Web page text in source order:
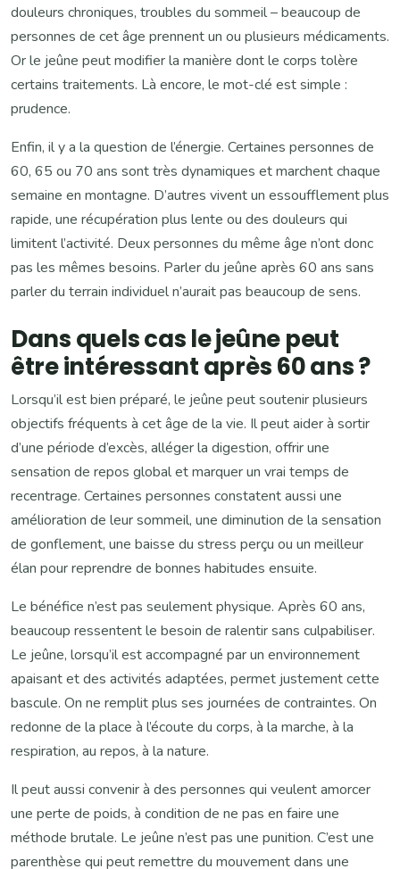
douleurs chroniques, troubles du sommeil – beaucoup de
personnes de cet âge prennent un ou plusieurs médicaments.
Or le jeûne peut modifier la manière dont le corps tolère
certains traitements. Là encore, le mot-clé est simple :
prudence.
Enfin, il y a la question de l’énergie. Certaines personnes de
60, 65 ou 70 ans sont très dynamiques et marchent chaque
semaine en montagne. D’autres vivent un essoufflement plus
rapide, une récupération plus lente ou des douleurs qui
limitent l’activité. Deux personnes du même âge n’ont donc
pas les mêmes besoins. Parler du jeûne après 60 ans sans
parler du terrain individuel n’aurait pas beaucoup de sens.
Dans quels cas le jeûne peut
être intéressant après 60 ans ?
Lorsqu’il est bien préparé, le jeûne peut soutenir plusieurs
objectifs fréquents à cet âge de la vie. Il peut aider à sortir
d’une période d’excès, alléger la digestion, offrir une
sensation de repos global et marquer un vrai temps de
recentrage. Certaines personnes constatent aussi une
amélioration de leur sommeil, une diminution de la sensation
de gonflement, une baisse du stress perçu ou un meilleur
élan pour reprendre de bonnes habitudes ensuite.
Le bénéfice n’est pas seulement physique. Après 60 ans,
beaucoup ressentent le besoin de ralentir sans culpabiliser.
Le jeûne, lorsqu’il est accompagné par un environnement
apaisant et des activités adaptées, permet justement cette
bascule. On ne remplit plus ses journées de contraintes. On
redonne de la place à l’écoute du corps, à la marche, à la
respiration, au repos, à la nature.
Il peut aussi convenir à des personnes qui veulent amorcer
une perte de poids, à condition de ne pas en faire une
méthode brutale. Le jeûne n’est pas une punition. C’est une
parenthèse qui peut remettre du mouvement dans une